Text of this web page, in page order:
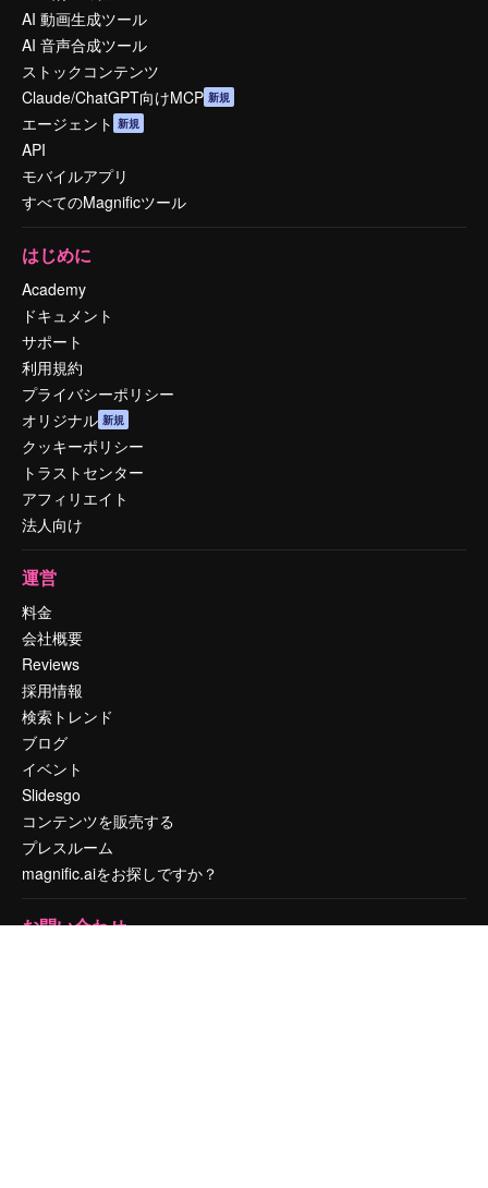
AI 動画生成ツール
AI 音声合成ツール
ストックコンテンツ
Claude/ChatGPT向けMCP 新規
エージェント 新規
API
モバイルアプリ
すべてのMagnificツール
はじめに
Academy
ドキュメント
サポート
利用規約
プライバシーポリシー
オリジナル 新規
クッキーポリシー
トラストセンター
アフィリエイト
法人向け
運営
料金
会社概要
Reviews
採用情報
検索トレンド
ブログ
イベント
Slidesgo
コンテンツを販売する
プレスルーム
magnific.aiをお探しですか？
お問い合わせ